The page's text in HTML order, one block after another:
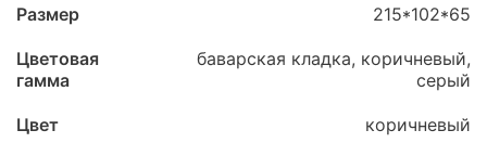
Размер 215*102*65
Цветовая
гамма
баварская кладка, коричневый,
серый
Цвет коричневый